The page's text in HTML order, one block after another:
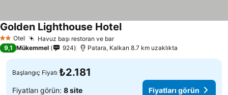
2 Yıldız
Otel Havuz başı restoran ve barFiyatları görün
Golden Lighthouse HotelFiyatları görün
9,1 Mükemmel 924 Patara, Kalkan 8.7 km uzaklıkta
Başlangıç Fiyatı ₺2.181
Fiyatları görün: 8 site Fiyatları görün